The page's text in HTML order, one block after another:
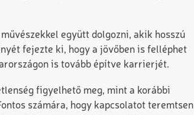
együtt dolgozni, akik hosszú
fejezte ki, hogy a jövőben is felléphet
is tovább építve karrierjét.
figyelhető meg, mint a korábbi
számára, hogy kapcsolatot teremtsen